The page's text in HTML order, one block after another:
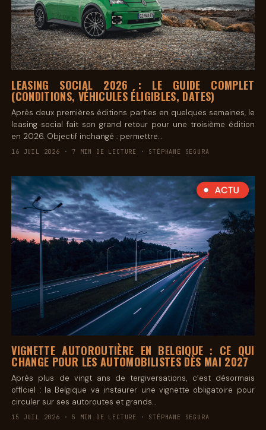
LEASING SOCIAL 2026 : LE GUIDE COMPLET
(CONDITIONS, VÉHICULES ÉLIGIBLES, DATES)
Après deux premières éditions parties en quelques semaines, le
leasing social fait son grand retour pour une troisième édition
en 2026. Objectif inchangé : permettre…
16 JUIL 2026 · 7 MIN DE LECTURE · STÉPHANE SEGURA
VIGNETTE AUTOROUTIÈRE EN BELGIQUE : CE QUI
CHANGE POUR LES AUTOMOBILISTES DÈS MAI 2027
Après plus de vingt ans de tergiversations, c’est désormais
officiel : la Belgique va instaurer une vignette obligatoire pour
circuler sur ses autoroutes et grands…
15 JUIL 2026 · 5 MIN DE LECTURE · STÉPHANE SEGURA